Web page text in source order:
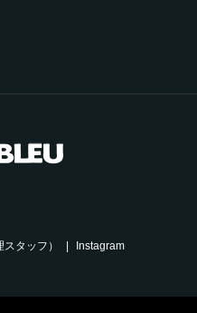
タッフ） Instagram